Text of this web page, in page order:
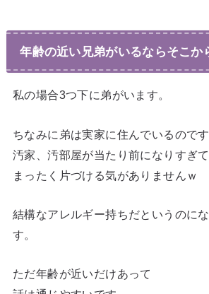
年齢の近い兄弟がいるならそこか
私の場合3つ下に弟がいます。
ちなみに弟は実家に住んでいるので
汚家、汚部屋が当たり前になりすぎ
まったく片づける気がありませんｗ
結構なアレルギー持ちだというのに
す。
ただ年齢が近いだけあって